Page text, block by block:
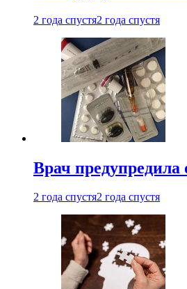
2 года спустя2 года спустя
Врач
2 года спустя2 года спустя